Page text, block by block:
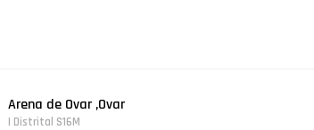
Arena de Ovar ,Ovar
| Distrital S16M